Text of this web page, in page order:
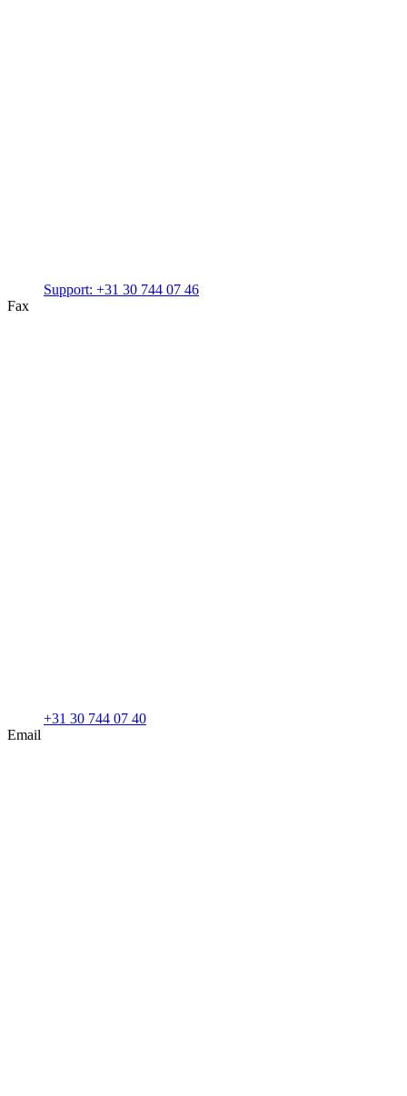
Support: +31 30 744 07 46
Fax
+31 30 744 07 40
Email